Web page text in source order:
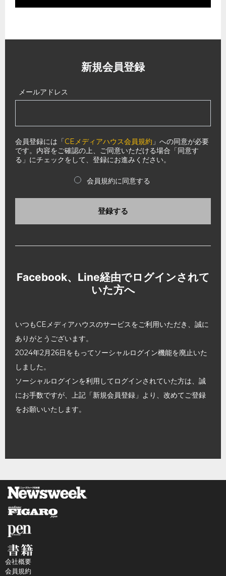
新規会員登録
メールアドレス
会員登録には「CEメディアハウス会員規約 」への同意が必要
です。内容をご確認の上、ご同意いただける場合「同意す
る」にチェックをして、登録にお進みください。
会員規約に同意する
登録する
Facebook、Line経由でログインされて
いた方へ
いつもCEメディアハウスのサービスをご利用いただき、誠に
ありがとうございます。
2024年2月26日をもってソーシャルログイン機能を廃止いた
しました。
ソーシャルログインを利用してログインされていた方は、誠
にお手数ですが、上記「新規会員登録」より、改めてご登録
をお願いいたします。
会社概要
会員規約